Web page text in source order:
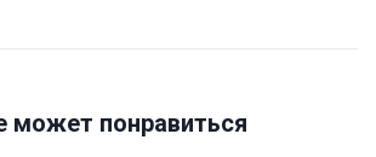
может понравиться